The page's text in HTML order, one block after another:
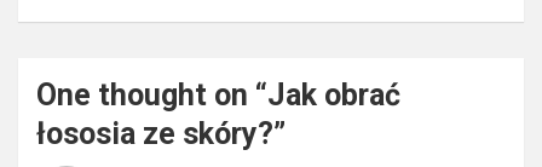
One thought on “Jak obrać
łososia ze skóry?”